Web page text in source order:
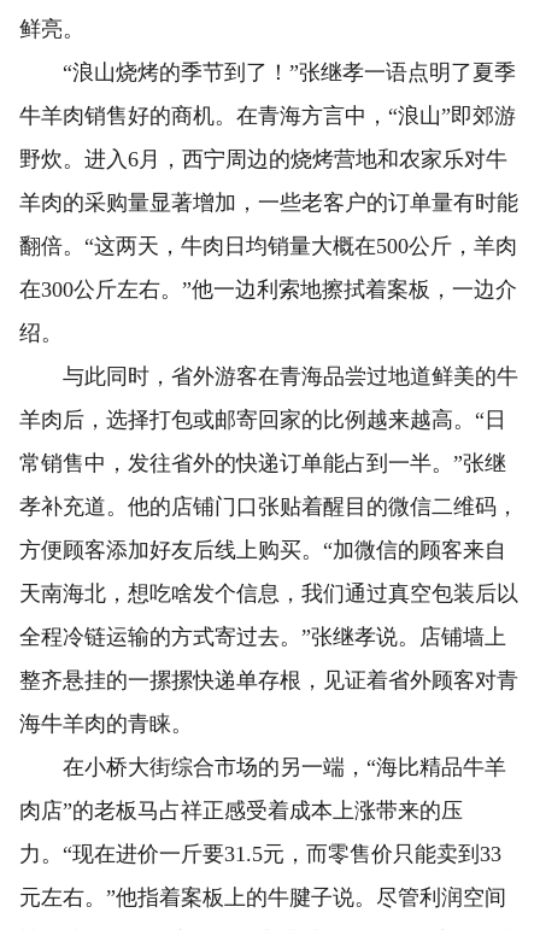
鲜亮。
“浪山烧烤的季节到了！”张继孝一语点明了夏季
牛羊肉销售好的商机。在青海方言中，“浪山”即郊游
野炊。进入6月，西宁周边的烧烤营地和农家乐对牛
羊肉的采购量显著增加，一些老客户的订单量有时能
翻倍。“这两天，牛肉日均销量大概在500公斤，羊肉
在300公斤左右。”他一边利索地擦拭着案板，一边介
绍。
与此同时，省外游客在青海品尝过地道鲜美的牛
羊肉后，选择打包或邮寄回家的比例越来越高。“日
常销售中，发往省外的快递订单能占到一半。”张继
孝补充道。他的店铺门口张贴着醒目的微信二维码，
方便顾客添加好友后线上购买。“加微信的顾客来自
天南海北，想吃啥发个信息，我们通过真空包装后以
全程冷链运输的方式寄过去。”张继孝说。店铺墙上
整齐悬挂的一摞摞快递单存根，见证着省外顾客对青
海牛羊肉的青睐。
在小桥大街综合市场的另一端，“海比精品牛羊
肉店”的老板马占祥正感受着成本上涨带来的压
力。“现在进价一斤要31.5元，而零售价只能卖到33
元左右。”他指着案板上的牛腱子说。尽管利润空间